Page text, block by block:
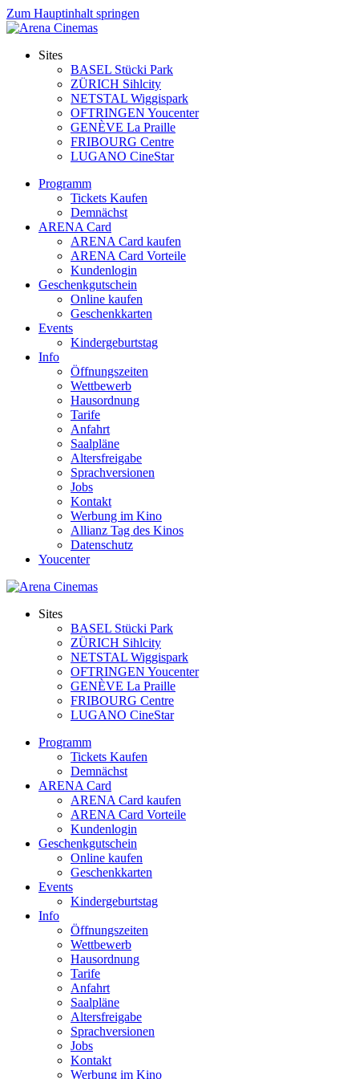
Zum Hauptinhalt springen
Sites
BASEL Stücki Park
ZÜRICH Sihlcity
NETSTAL Wiggispark
OFTRINGEN Youcenter
GENÈVE La Praille
FRIBOURG Centre
LUGANO CineStar
Programm
Tickets Kaufen
Demnächst
ARENA Card
ARENA Card kaufen
ARENA Card Vorteile
Kundenlogin
Geschenkgutschein
Online kaufen
Geschenkkarten
Events
Kindergeburtstag
Info
Öffnungszeiten
Wettbewerb
Hausordnung
Tarife
Anfahrt
Saalpläne
Altersfreigabe
Sprachversionen
Jobs
Kontakt
Werbung im Kino
Allianz Tag des Kinos
Datenschutz
Youcenter
Sites
BASEL Stücki Park
ZÜRICH Sihlcity
NETSTAL Wiggispark
OFTRINGEN Youcenter
GENÈVE La Praille
FRIBOURG Centre
LUGANO CineStar
Programm
Tickets Kaufen
Demnächst
ARENA Card
ARENA Card kaufen
ARENA Card Vorteile
Kundenlogin
Geschenkgutschein
Online kaufen
Geschenkkarten
Events
Kindergeburtstag
Info
Öffnungszeiten
Wettbewerb
Hausordnung
Tarife
Anfahrt
Saalpläne
Altersfreigabe
Sprachversionen
Jobs
Kontakt
Werbung im Kino